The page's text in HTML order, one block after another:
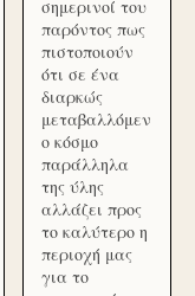
σημερινοί του
παρόντος πως
πιστοποιούν
ότι σε ένα
διαρκώς
μεταβαλλόμεν
ο κόσμο
παράλληλα
της ύλης
αλλάζει προς
το καλύτερο η
περιοχή μας
για το